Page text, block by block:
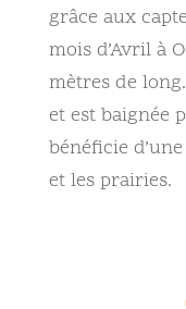
grâce aux
mois d’Avril à
mètres de
et est baignée
bénéficie
et les prairies.